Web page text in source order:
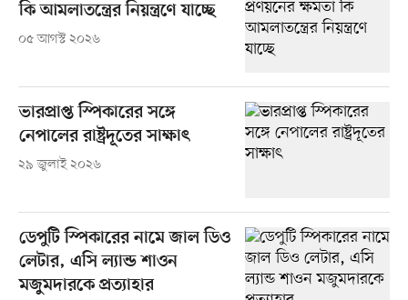
কি আমলাতন্ত্রের নিয়ন্ত্রণে যাচ্ছে
০৫ আগস্ট ২০২৬
ভারপ্রাপ্ত স্পিকারের সঙ্গে
নেপালের রাষ্ট্রদূতের সাক্ষাৎ
২৯ জুলাই ২০২৬
ডেপুটি স্পিকারের নামে জাল ডিও
লেটার, এসি ল্যান্ড শাওন
মজুমদারকে প্রত্যাহার